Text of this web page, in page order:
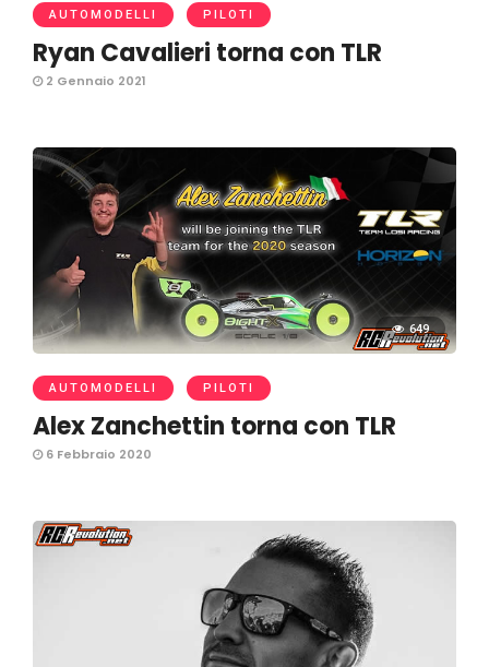
AUTOMODELLI PILOTI
Ryan Cavalieri torna con TLR
2 Gennaio 2021
649
AUTOMODELLI PILOTI
Alex Zanchettin torna con TLR
6 Febbraio 2020